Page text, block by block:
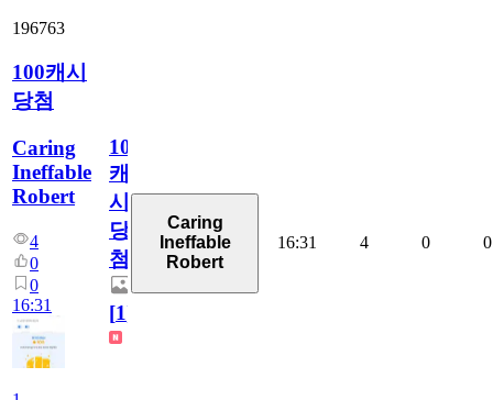
196763
100캐시
당첨
Caring
Ineffable
Robert
4
0
0
16:31
100
캐
시
당
첨
[1]
Caring
Ineffable
Robert
16:31 4 0 0